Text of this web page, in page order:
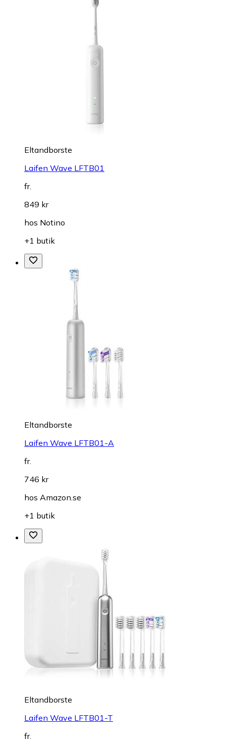
Eltandborste
Laifen Wave LFTB01
fr.
849 kr
hos Notino
+1 butik
Eltandborste
Laifen Wave LFTB01-A
fr.
746 kr
hos Amazon.se
+1 butik
Eltandborste
Laifen Wave LFTB01-T
fr.